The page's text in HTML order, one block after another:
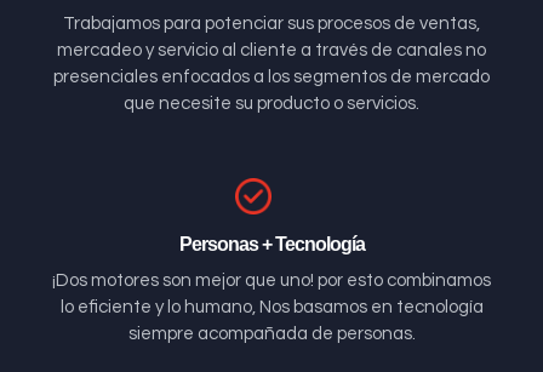
Trabajamos para potenciar sus procesos de ventas,
mercadeo y servicio al cliente a través de canales no
presenciales enfocados a los segmentos de mercado
que necesite su producto o servicios.
Personas + Tecnología
¡Dos motores son mejor que uno! por esto combinamos
lo eficiente y lo humano, Nos basamos en tecnología
siempre acompañada de personas.